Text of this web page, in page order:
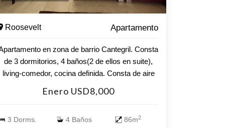
de hidrogym en piscina interior. Todos estos
servicios son gratuitos incluido el servicio de
barbacoas, laundry y Spa (masajes, maquillaje,
depilación...) tienen un costo adicional.
Roosevelt Apartamento
en zona de barrio Cantegril. Consta
de 3 dormitorios, 4 baños(2 de ellos en suite),
living-comedor, cocina definida. Consta de aire
incluye piscina climatizada exterior, barbacoas,
parque infantil, lavadero y servicio de mucamas
Enero USD8,000
3 Dorms. 4 Baños 86m2